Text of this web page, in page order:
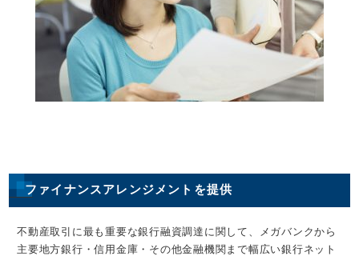
ファイナンスアレンジメントを提供
不動産取引に最も重要な銀行融資調達に関して、メガバンクから
主要地方銀行・信用金庫・その他金融機関まで幅広い銀行ネット